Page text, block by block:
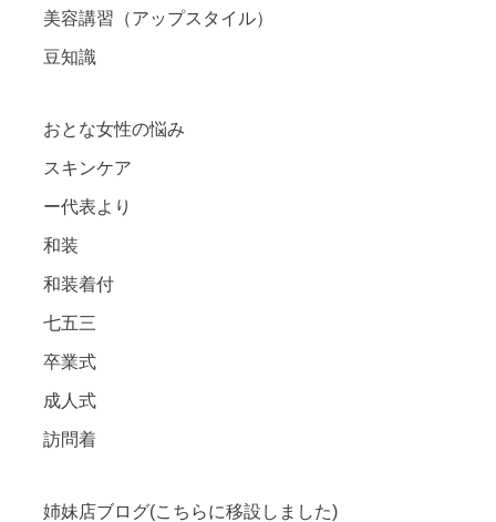
美容講習（アップスタイル）
豆知識
おとな女性の悩み
スキンケア
ー代表より
和装
和装着付
七五三
卒業式
成人式
訪問着
姉妹店ブログ(こちらに移設しました)